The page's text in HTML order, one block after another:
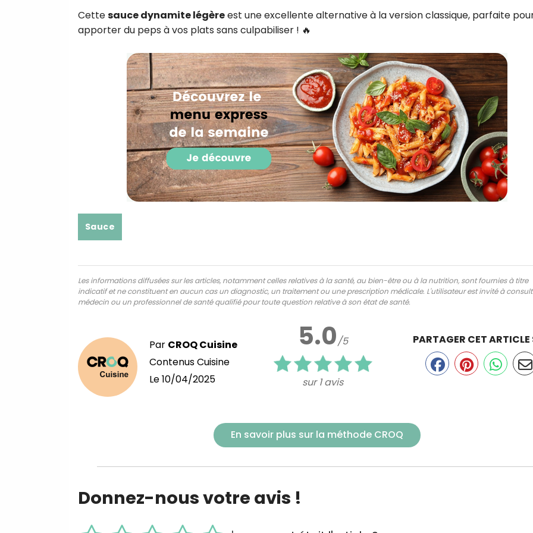
Cettesauce dynamite légèreest une excellente alternative à la version classique, parfaite
apporter du peps à vos plats sans culpabiliser ! 🔥
Sauce
Les informations diffusées sur les articles, notamment celles relatives à la santé, au bien-être ou à la nutrition, sont fournies à titre
indicatif et ne constituent en aucun cas un diagnostic, un traitement ou une prescription médicale. L'utilisateur est invité à
médecin ou un professionnel de santé qualifié pour toute question relative à son état de santé.
Par CROQ Cuisine
Contenus Cuisine
Le10/04/2025
5.0/5
sur 1 avis
PARTAGER CET ARTICLE
En savoir plus sur la méthode CROQ
Donnez-nous votre avis !